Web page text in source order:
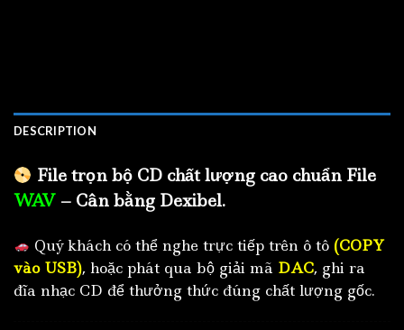
DESCRIPTION
File trọn bộ CD chất lượng cao chuẩn File
WAV – Cân bằng Dexibel.
Quý khách có thể nghe trực tiếp trên ô tô (COPY
vào USB), hoặc phát qua bộ giải mã DAC, ghi ra
đĩa nhạc CD để thưởng thức đúng chất lượng gốc.